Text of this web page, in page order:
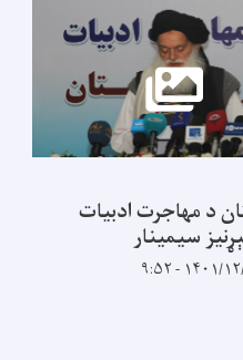
د مهاجرت ادبیات
سیمینار